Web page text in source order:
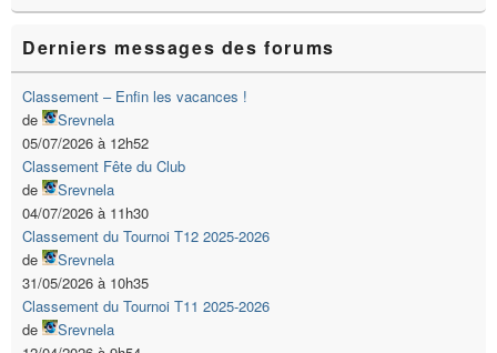
Derniers messages des forums
Classement – Enfin les vacances !
de
Srevnela
05/07/2026 à 12h52
Classement Fête du Club
de
Srevnela
04/07/2026 à 11h30
Classement du Tournoi T12 2025-2026
de
Srevnela
31/05/2026 à 10h35
Classement du Tournoi T11 2025-2026
de
Srevnela